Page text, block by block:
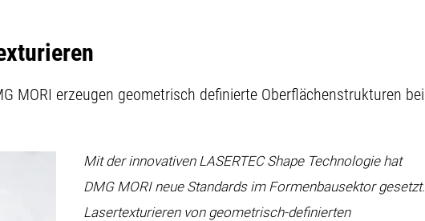
MORI erzeugen geometrisch definierte Oberflächenstrukturen bei
Mit der innovativen LASERTEC Shape Technologie hat
DMG MORI neue Standards im Formenbausektor gesetzt.
Lasertexturieren von geometrisch-definierten